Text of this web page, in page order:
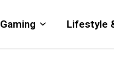
Gaming Lifestyle